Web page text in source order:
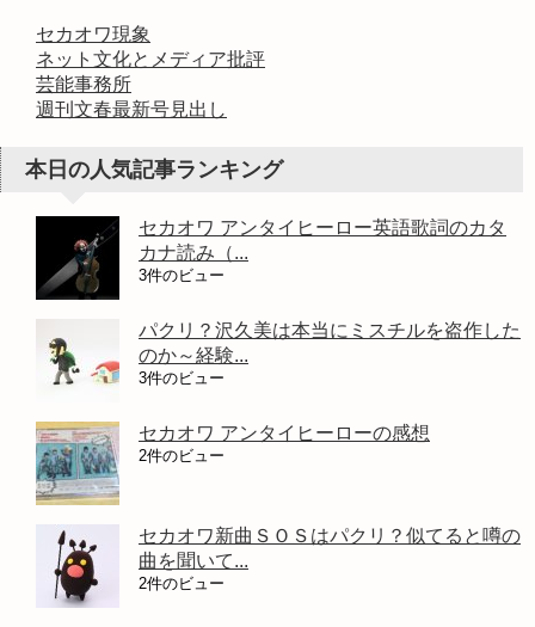
セカオワ現象
ネット文化とメディア批評
芸能事務所
週刊文春最新号見出し
本日の人気記事ランキング
セカオワ アンタイヒーロー英語歌詞のカタ
カナ読み（...
3件のビュー
パクリ？沢久美は本当にミスチルを盗作した
のか～経験...
3件のビュー
セカオワ アンタイヒーローの感想
2件のビュー
セカオワ新曲ＳＯＳはパクリ？似てると噂の
曲を聞いて...
2件のビュー